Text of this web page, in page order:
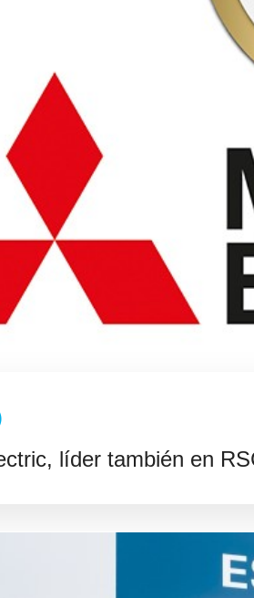
líder también en